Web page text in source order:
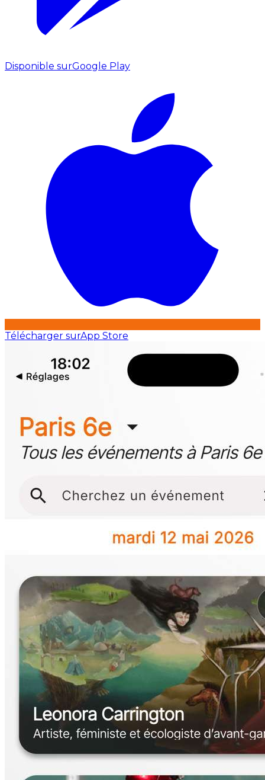
Disponible surGoogle Play
Télécharger surApp Store